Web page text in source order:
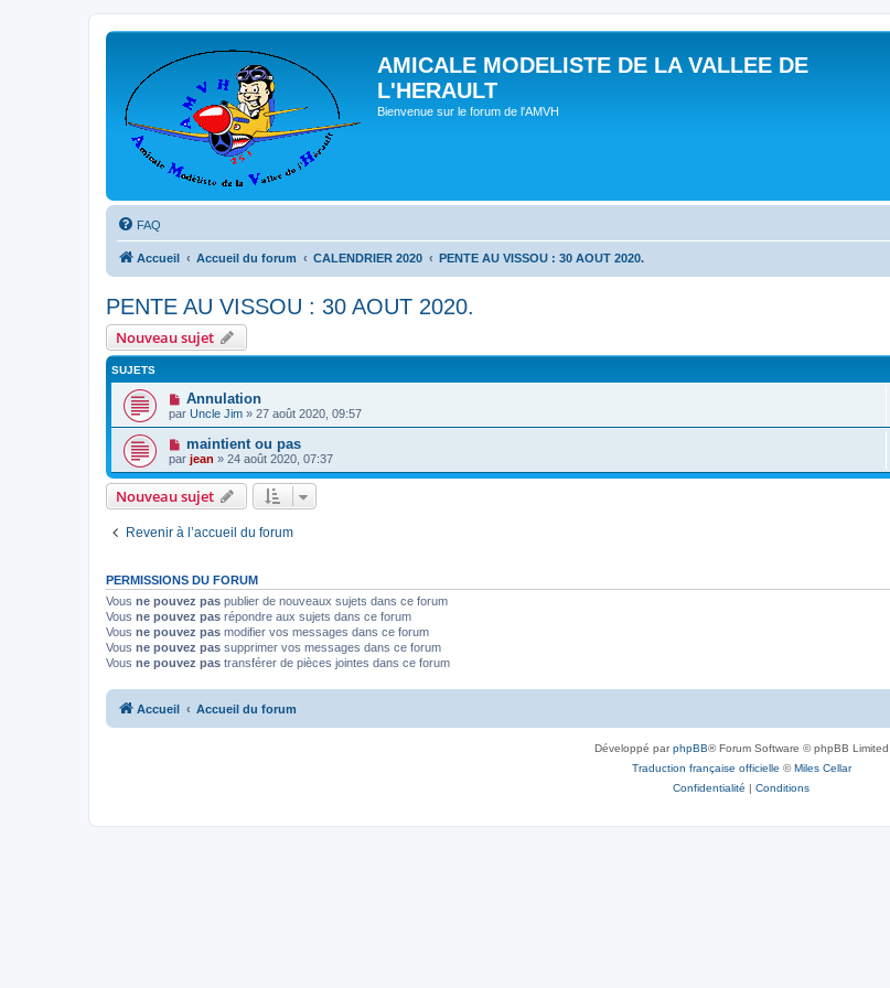
AMICALE MODELISTE DE LA VALLEE DE
L'HERAULT
Bienvenue sur le forum de l'AMVH
FAQ
Accueil Accueil du forum CALENDRIER 2020 PENTE AU VISSOU : 30 AOUT 2020.
PENTE AU VISSOU : 30 AOUT 2020.
Nouveau sujet
SUJETS
Annulation
par Uncle Jim » 27 août 2020, 09:57
maintient ou pas
par jean » 24 août 2020, 07:37
Nouveau sujet
Revenir à l’accueil du forum
PERMISSIONS DU FORUM
Vous ne pouvez pas publier de nouveaux sujets dans ce forum
Vous ne pouvez pas répondre aux sujets dans ce forum
Vous ne pouvez pas modifier vos messages dans ce forum
Vous ne pouvez pas supprimer vos messages dans ce forum
Vous ne pouvez pas transférer de pièces jointes dans ce forum
Accueil Accueil du forum
Développé parphpBB® Forum Software © phpBB Limited
Traduction française officielle ©Miles Cellar
Confidentialité | Conditions